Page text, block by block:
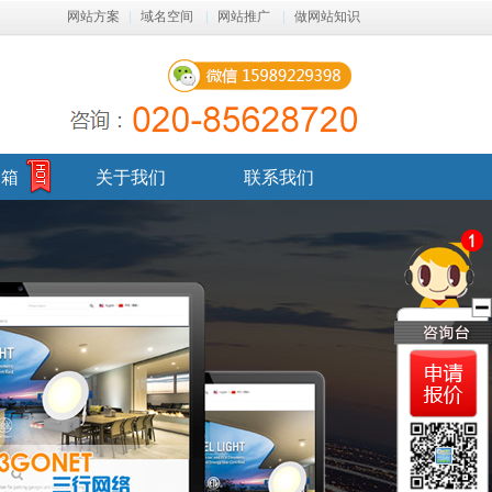
做网站知识
网站推广
域名空间
网站方案
关于我们 联系我们